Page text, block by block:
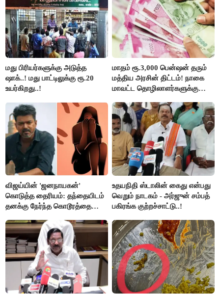
மது பிரியர்களுக்கு அடுத்த
ஷாக்..! மது பாட்டிலுக்கு ரூ.20
உயர்கிறது..!
மாதம் ரூ.3,000 பென்ஷன் தரும்
மத்திய அரசின் திட்டம்! நாகை
மாவட்ட தொழிலாளர்களுக்கு
செய்தி!
விஜய்யின் 'ஜனநாயகன்'
கொடுத்த தைரியம்: தந்தையிடம்
தனக்கு நேர்ந்த கொடூரத்தை
உதயநிதி ஸ்டாலின் கைது என்பது
வெறும் நாடகம் - அர்ஜுன் சம்பத்
பகிரங்க குற்றச்சாட்டு..!